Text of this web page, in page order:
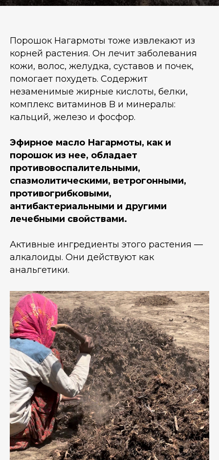
Порошок Нагармоты тоже извлекают из
корней растения. Он лечит заболевания
кожи, волос, желудка, суставов и почек,
помогает похудеть. Содержит
незаменимые жирные кислоты, белки,
комплекс витаминов B и минералы:
кальций, железо и фосфор.
Эфирное масло Нагармоты, как и
порошок из нее, обладает
противовоспалительными,
спазмолитическими, ветрогонными,
противогрибковыми,
антибактериальными и другими
лечебными свойствами.
Активные ингредиенты этого растения —
алкалоиды. Они действуют как
анальгетики.